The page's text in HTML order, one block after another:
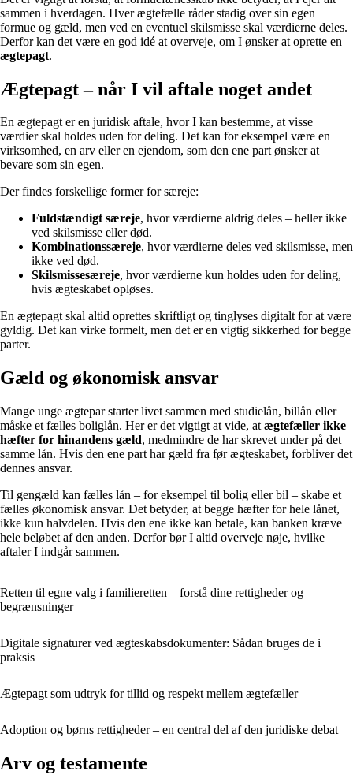
sammen i hverdagen. Hver ægtefælle råder stadig over sin egen
formue og gæld, men ved en eventuel skilsmisse skal værdierne deles.
Derfor kan det være en god idé at overveje, om I ønsker at oprette en
ægtepagt.
Ægtepagt – når I vil aftale noget andet
En ægtepagt er en juridisk aftale, hvor I kan bestemme, at visse
værdier skal holdes uden for deling. Det kan for eksempel være en
virksomhed, en arv eller en ejendom, som den ene part ønsker at
bevare som sin egen.
Der findes forskellige former for særeje:
Fuldstændigt særeje, hvor værdierne aldrig deles – heller ikke
ved skilsmisse eller død.
Kombinationssæreje, hvor værdierne deles ved skilsmisse, men
ikke ved død.
Skilsmissesæreje, hvor værdierne kun holdes uden for deling,
hvis ægteskabet opløses.
En ægtepagt skal altid oprettes skriftligt og tinglyses digitalt for at være
gyldig. Det kan virke formelt, men det er en vigtig sikkerhed for begge
parter.
Gæld og økonomisk ansvar
Mange unge ægtepar starter livet sammen med studielån, billån eller
måske et fælles boliglån. Her er det vigtigt at vide, at ægtefæller ikke
hæfter for hinandens gæld, medmindre de har skrevet under på det
samme lån. Hvis den ene part har gæld fra før ægteskabet, forbliver det
dennes ansvar.
Til gengæld kan fælles lån – for eksempel til bolig eller bil – skabe et
fælles økonomisk ansvar. Det betyder, at begge hæfter for hele lånet,
ikke kun halvdelen. Hvis den ene ikke kan betale, kan banken kræve
hele beløbet af den anden. Derfor bør I altid overveje nøje, hvilke
aftaler I indgår sammen.
Retten til egne valg i familieretten – forstå dine rettigheder og
begrænsninger
Digitale signaturer ved ægteskabsdokumenter: Sådan bruges de i
praksis
Ægtepagt som udtryk for tillid og respekt mellem ægtefæller
Adoption og børns rettigheder – en central del af den juridiske debat
Arv og testamente